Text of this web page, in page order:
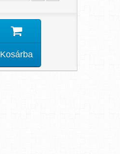
Kosárba